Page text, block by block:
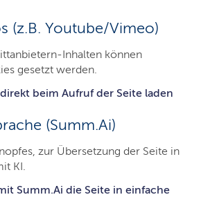
(z.B. Youtube/Vimeo)
Inhalten können
gesetzt werden.
beim Aufruf der Seite laden
(Summ.Ai)
zur Übersetzung der Seite in
KI.
Summ.Ai die Seite in einfache